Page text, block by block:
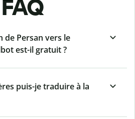
FAQ
de Persan vers le
est-il gratuit ?
puis-je traduire à la